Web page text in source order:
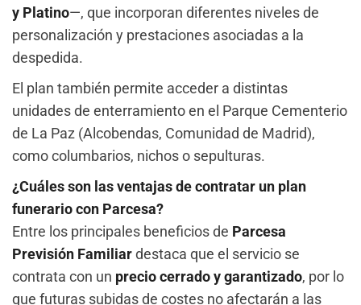
y Platino—, que incorporan diferentes niveles de
personalización y prestaciones asociadas a la
despedida.
El plan también permite acceder a distintas
unidades de enterramiento en el Parque Cementerio
de La Paz (Alcobendas, Comunidad de Madrid),
como columbarios, nichos o sepulturas.
¿Cuáles son las ventajas de contratar un plan
funerario con Parcesa?
Entre los principales beneficios de Parcesa
Previsión Familiardestaca que el servicio se
contrata con un precio cerrado y garantizado, por lo
que futuras subidas de costes no afectarán a las